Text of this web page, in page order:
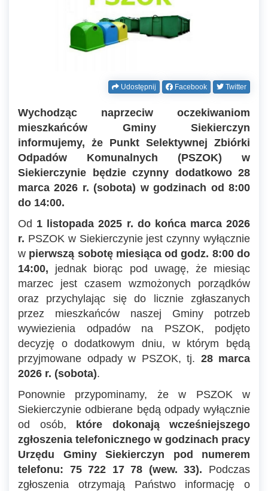
Udostępnij Facebook Twitter
Wychodząc naprzeciw oczekiwaniom
mieszkańców Gminy Siekierczyn
informujemy, że Punkt Selektywnej Zbiórki
Odpadów Komunalnych (PSZOK) w
Siekierczynie będzie czynny dodatkowo 28
marca 2026 r. (sobota) w godzinach od 8:00
do 14:00.
Od 1 listopada 2025 r. do końca marca 2026
r. PSZOK w Siekierczynie jest czynny wyłącznie
w pierwszą sobotę miesiąca od godz. 8:00 do
14:00, jednak biorąc pod uwagę, że miesiąc
marzec jest czasem wzmożonych porządków
oraz przychylając się do licznie zgłaszanych
przez mieszkańców naszej Gminy potrzeb
wywiezienia odpadów na PSZOK, podjęto
decyzję o dodatkowym dniu, w którym będą
przyjmowane odpady w PSZOK, tj. 28 marca
2026 r. (sobota).
Ponownie przypominamy, że w PSZOK w
Siekierczynie odbierane będą odpady wyłącznie
od osób, które dokonają wcześniejszego
zgłoszenia telefonicznego w godzinach pracy
Urzędu Gminy Siekierczyn pod numerem
telefonu: 75 722 17 78 (wew. 33). Podczas
zgłoszenia otrzymają Państwo informację o